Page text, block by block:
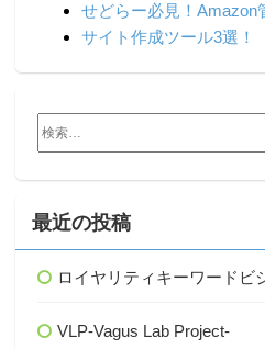
せどらー必見！Amazon
サイト作成ツール3選！
検
索:
最近の投稿
ロイヤリティキーワードビ
VLP-Vagus Lab Project-